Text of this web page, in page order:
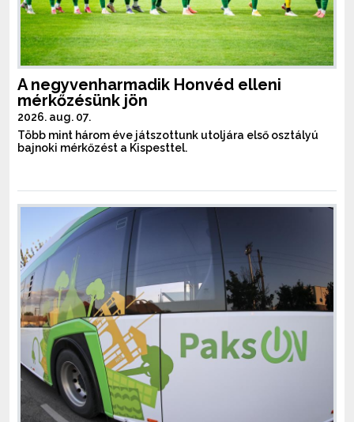
A negyvenharmadik Honvéd elleni
mérkőzésünk jön
2026. aug. 07.
Több mint három éve játszottunk utoljára első osztályú
bajnoki mérkőzést a Kispesttel.